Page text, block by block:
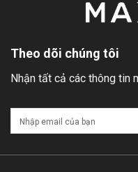
Theo dõi chúng tôi
Nhận tất cả các thông tin